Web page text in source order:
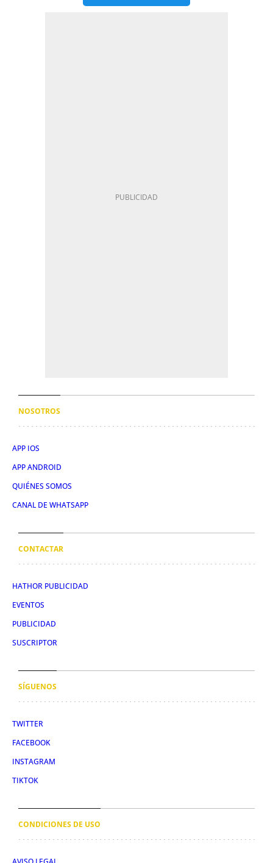
NOSOTROS
APP IOS
APP ANDROID
QUIÉNES SOMOS
CANAL DE WHATSAPP
CONTACTAR
HATHOR PUBLICIDAD
EVENTOS
PUBLICIDAD
SUSCRIPTOR
SÍGUENOS
TWITTER
FACEBOOK
INSTAGRAM
TIKTOK
CONDICIONES DE USO